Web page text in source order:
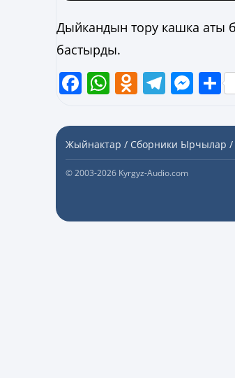
Дыйкандын тору кашка аты
бастырды.
Facebook
WhatsApp
Жыйнактар / Сборники Ырчылар /
© 2003-2026 Kyrgyz-Audio.com